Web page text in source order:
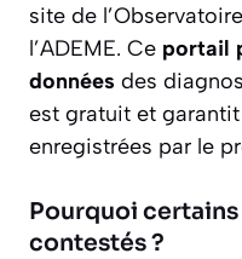
site de
l’ADEME. Ce portail
données des
est gratuit et
enregistrées par le
Pourquoi
contestés ?